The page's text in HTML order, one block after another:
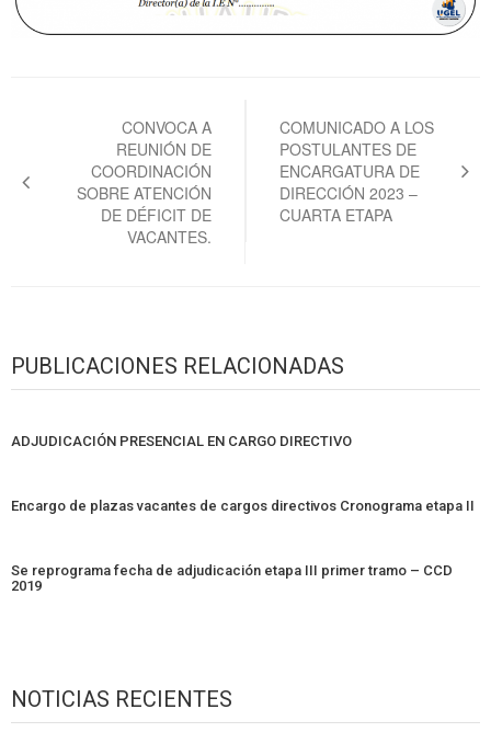
entradas
CONVOCA A
REUNIÓN DE
COORDINACIÓN
SOBRE ATENCIÓN
DE DÉFICIT DE
VACANTES.
COMUNICADO A LOS
POSTULANTES DE
ENCARGATURA DE
DIRECCIÓN 2023 –
CUARTA ETAPA
PUBLICACIONES RELACIONADAS
ADJUDICACIÓN PRESENCIAL EN CARGO DIRECTIVO
Encargo de plazas vacantes de cargos directivos Cronograma etapa II
Se reprograma fecha de adjudicación etapa III primer tramo – CCD
2019
NOTICIAS RECIENTES